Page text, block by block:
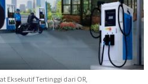
Eksekutif Tertinggi dari OR,